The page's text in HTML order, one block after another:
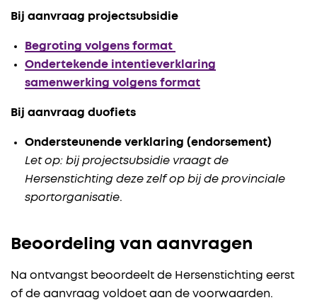
Bij aanvraag projectsubsidie
Begroting volgens format
Ondertekende intentieverklaring
samenwerking volgens format
Bij aanvraag duofiets
Ondersteunende verklaring (endorsement)
Let op: bij projectsubsidie vraagt de
Hersenstichting deze zelf op bij de provinciale
sportorganisatie.
Beoordeling van aanvragen
Na ontvangst beoordeelt de Hersenstichting eerst
of de aanvraag voldoet aan de voorwaarden.